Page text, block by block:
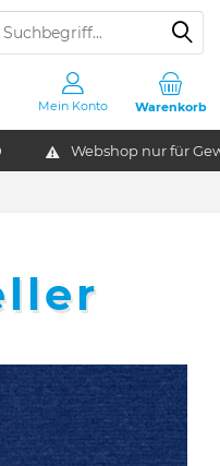
Webshop nur für
Warenkorb
Mein Konto